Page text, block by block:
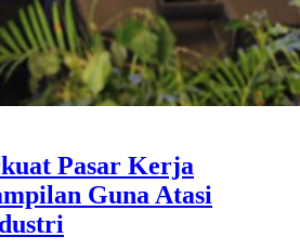
Pasar Kerja
Guna Atasi